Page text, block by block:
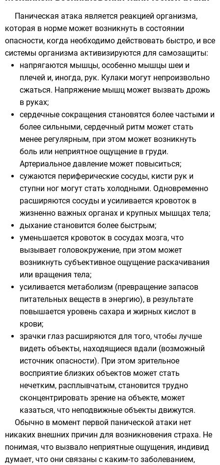
Паническая атака является реакцией организма,
которая в норме может возникнуть в состоянии
опасности, когда необходимо действовать быстро, и все
системы организма активизируются для самозащиты:
напрягаются мышцы, особенно мышцы шеи и
плечей и, иногда, рук. Кулаки могут непроизвольно
сжаться. Напряжение мышц может вызвать дрожь
в руках;
сердечные сокращения становятся более частыми и
более сильными, сердечный ритм может стать
менее регулярным, при этом может возникнуть
боль или неприятное ощущение в груди.
Артериальное давление может повыситься;
сужаются периферические сосуды, кисти рук и
ступни ног могут стать холодными. Одновременно
расширяются сосуды и усиливается кровоток в
жизненно важных органах и крупных мышцах тела;
дыхание становится более быстрым;
уменьшается кровоток в сосудах мозга, что
вызывает головокружение, при этом может
возникнуть субъективное ощущение раскачивания
или вращения тела;
усиливается метаболизм (превращение запасов
питательных веществ в энергию), в результате
повышается уровень сахара и жирных кислот в
крови;
зрачки глаз расширяются для того, чтобы лучше
видеть объекты, находящиеся вдали (возможный
источник опасности). При этом зрительное
восприятие близких объектов может стать
нечетким, расплывчатым, становится трудно
сконцентрировать зрение на объекте, может
казаться, что неподвижные объекты движутся.
Обычно в момент первой панической атаки нет
никаких внешних причин для возникновения страха. Не
понимая, что вызвало неприятные ощущения, индивид
думает, что они связаны с каким-то заболеванием,